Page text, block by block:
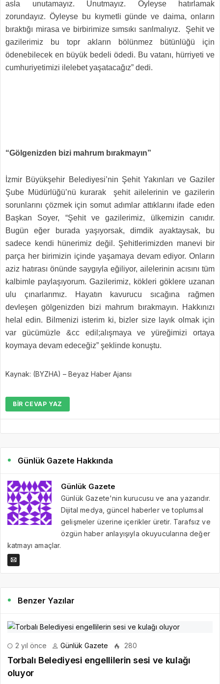
asla unutamayız. Unutmayız. Öyleyse hatırlamak
zorundayız. Öyleyse bu kıymetli günde ve daima, onların
bıraktığı mirasa ve birbirimize sımsıkı sarılmalıyız. Şehit ve
gazilerimiz bu topr akların bölünmez bütünlüğü için
ödenebilecek en büyük bedeli ödedi. Bu vatanı, hürriyeti ve
cumhuriyetimizi ilelebet yaşatacağız” dedi.
“Gölgenizden bizi mahrum bırakmayın”
İzmir Büyükşehir Belediyesi’nin Şehit Yakınları ve Gaziler
Şube Müdürlüğü’nü kurarak şehit ailelerinin ve gazilerin
sorunlarını çözmek için somut adımlar attıklarını ifade eden
Başkan Soyer, “Şehit ve gazilerimiz, ülkemizin canıdır.
Bugün eğer burada yaşıyorsak, dimdik ayaktaysak, bu
sadece kendi hünerimiz değil. Şehitlerimizden manevi bir
parça her birimizin içinde yaşamaya devam ediyor. Onların
aziz hatırası önünde saygıyla eğiliyor, ailelerinin acısını tüm
kalbimle paylaşıyorum. Gazilerimiz, kökleri göklere uzanan
ulu çınarlarımız. Hayatın kavurucu sıcağına rağmen
devleşen gölgenizden bizi mahrum bırakmayın. Hakkınızı
helal edin. Bilmenizi isterim ki, bizler size layık olmak için
var gücümüzle &cc edil;alışmaya ve yüreğimizi ortaya
koymaya devam edeceğiz” şeklinde konuştu.
Kaynak: (BYZHA) – Beyaz Haber Ajansı
BIR CEVAP YAZ
Günlük Gazete Hakkında
Günlük Gazete
Günlük Gazete'nin kurucusu ve ana yazarıdır.
Dijital medya, güncel haberler ve toplumsal
gelişmeler üzerine içerikler üretir. Tarafsız ve
özgün haber anlayışıyla okuyucularına değer
katmayı amaçlar.
Benzer Yazılar
2 yıl önce Günlük Gazete 280
Torbalı Belediyesi engellilerin sesi ve kulağı
oluyor